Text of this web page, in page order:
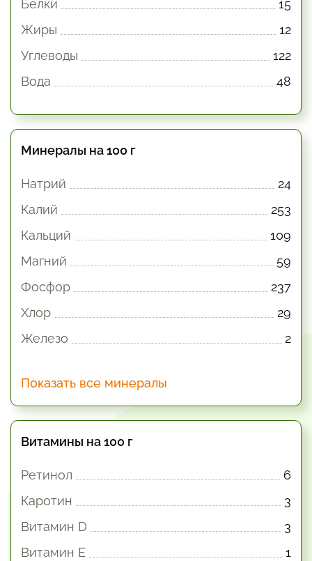
Белки
15
Жиры
12
Углеводы
122
Вода
48
Минералы на 100 г
Натрий
24
Калий
253
Кальций
109
Магний
59
Фосфор
237
Хлор
29
Железо
2
Показать все минералы
Витамины на 100 г
Ретинол
6
Каротин
3
Витамин D
3
Витамин E
1